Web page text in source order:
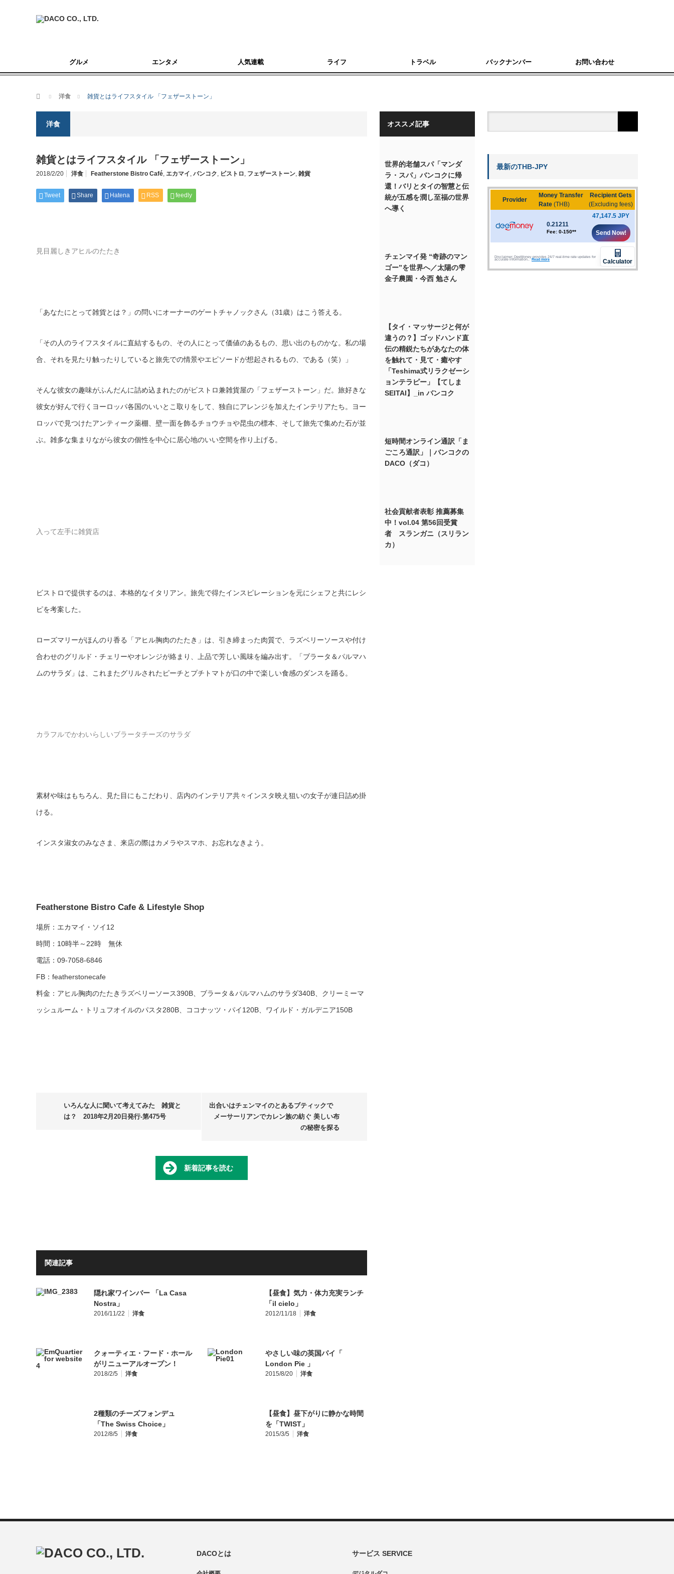
グルメ エンタメ 人気連載 ライフ トラベル バックナンバー お問い合わせ
ホーム 洋食 雑貨とはライフスタイル 「フェザーストーン」
洋食
雑貨とはライフスタイル 「フェザーストーン」
2018/2/20 洋食 Featherstone Bistro Café, エカマイ, バンコク, ビストロ, フェザーストーン, 雑貨
Tweet Share Hatena RSS feedly
見目麗しきアヒルのたたき
「あなたにとって雑貨とは？」の問いにオーナーのゲートチャノックさん（31歳）はこう答える。
「その人のライフスタイルに直結するもの、その人にとって価値のあるもの、思い出のものかな。私の場
合、それを見たり触ったりしていると旅先での情景やエピソードが想起されるもの、である（笑）」
そんな彼女の趣味がふんだんに詰め込まれたのがビストロ兼雑貨屋の「フェザーストーン」だ。旅好きな
彼女が好んで行くヨーロッパ各国のいいとこ取りをして、独自にアレンジを加えたインテリアたち。ヨー
ロッパで見つけたアンティーク薬棚、壁一面を飾るチョウチョや昆虫の標本、そして旅先で集めた石が並
ぶ。雑多な集まりながら彼女の個性を中心に居心地のいい空間を作り上げる。
入って左手に雑貨店
ビストロで提供するのは、本格的なイタリアン。旅先で得たインスピレーションを元にシェフと共にレシ
ピを考案した。
ローズマリーがほんのり香る「アヒル胸肉のたたき」は、引き締まった肉質で、ラズベリーソースや付け
合わせのグリルド・チェリーやオレンジが絡まり、上品で芳しい風味を編み出す。「ブラータ＆パルマハ
ムのサラダ」は、これまたグリルされたピーチとプチトマトが口の中で楽しい食感のダンスを踊る。
カラフルでかわいらしいブラータチーズのサラダ
素材や味はもちろん、見た目にもこだわり、店内のインテリア共々インスタ映え狙いの女子が連日詰め掛
ける。
インスタ淑女のみなさま、来店の際はカメラやスマホ、お忘れなきよう。
Featherstone Bistro Cafe & Lifestyle Shop
場所：エカマイ・ソイ12
時間：10時半～22時 無休
電話：09-7058-6846
FB：featherstonecafe
料金：アヒル胸肉のたたきラズベリーソース390B、ブラータ＆パルマハムのサラダ340B、クリーミーマ
ッシュルーム・トリュフオイルのパスタ280B、ココナッツ・パイ120B、ワイルド・ガルデニア150B
いろんな人に聞いて考えてみた 雑貨と
は？ 2018年2月20日発行-第475号
出合いはチェンマイのとあるブティックで
メーサーリアンでカレン族の紡ぐ 美しい布
の秘密を探る
新着記事を読む
関連記事
隠れ家ワインバー 「La Casa
Nostra」
2016/11/22 洋食
【昼食】気力・体力充実ランチ
「il cielo」
2012/11/18 洋食
クォーティエ・フード・ホール
がリニューアルオープン！
2018/2/5 洋食
やさしい味の英国パイ「
London Pie 」
2015/8/20 洋食
2種類のチーズフォンデュ
「The Swiss Choice」
2012/8/5 洋食
【昼食】昼下がりに静かな時間
を「TWIST」
2015/3/5 洋食
オススメ記事
世界的老舗スパ「マンダ
ラ・スパ」バンコクに帰
還！バリとタイの智慧と伝
統が五感を潤し至福の世界
へ導く
チェンマイ発 “奇跡のマン
ゴー”を世界へ／太陽の雫
金子農園・今西 勉さん
【タイ・マッサージと何が
違うの？】ゴッドハンド直
伝の精鋭たちがあなたの体
を触れて・見て・癒やす
「Teshima式リラクゼーシ
ョンテラピー」【てしま
SEITAI】_in バンコク
短時間オンライン通訳「ま
ごころ通訳」｜バンコクの
DACO（ダコ）
社会貢献者表彰 推薦募集
中！vol.04 第56回受賞
者 スランガニ（スリラン
カ）
最新のTHB-JPY
DACOとは サービス SERVICE